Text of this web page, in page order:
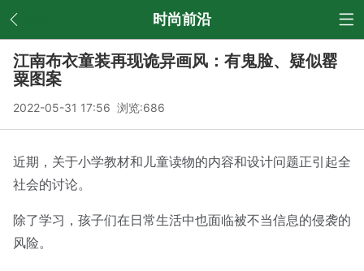
时尚前沿
江南布衣童装再现诡异画风：有鬼脸、疑似罂
粟图案
2022-05-31 17:56 浏览:686
近期，关于小学教材和儿童读物的内容和设计问题正引起全
社会的讨论。
除了学习，孩子们在日常生活中也面临被不当信息的侵袭的
风险。